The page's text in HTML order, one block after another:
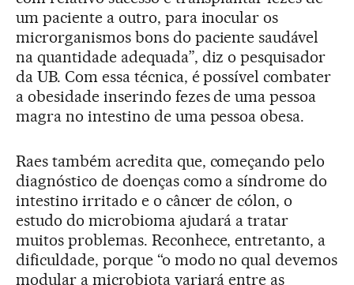
um paciente a outro, para inocular os
microrganismos bons do paciente saudável
na quantidade adequada”, diz o pesquisador
da UB. Com essa técnica, é possível combater
a obesidade inserindo fezes de uma pessoa
magra no intestino de uma pessoa obesa.
Raes também acredita que, começando pelo
diagnóstico de doenças como a síndrome do
intestino irritado e o câncer de cólon, o
estudo do microbioma ajudará a tratar
muitos problemas. Reconhece, entretanto, a
dificuldade, porque “o modo no qual devemos
modular a microbiota variará entre as